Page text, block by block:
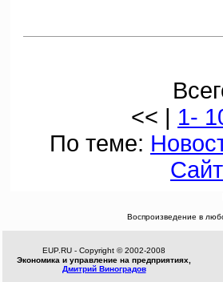
<< | 1-
По теме:
Воспроизведение в
EUP.RU - Copyright © 2002-2008
Экономика и управление на предприятиях,
Дмитрий Виноградов